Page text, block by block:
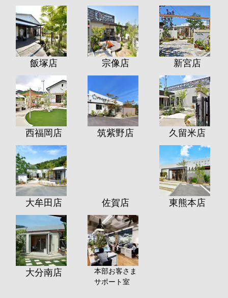
飯塚店 宗像店 新宮店
西福岡店 筑紫野店 久留米店
大牟田店 佐賀店 東熊本店
大分南店
本部お客さま
サポート室